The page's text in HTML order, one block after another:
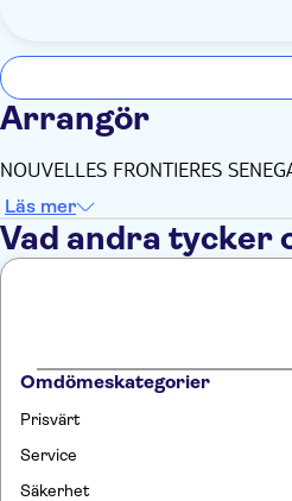
Arrangör
NOUVELLES FRONTIERES
Läs mer
Vad andra tycker
Omdömeskategorier
Prisvärt
Service
Säkerhet